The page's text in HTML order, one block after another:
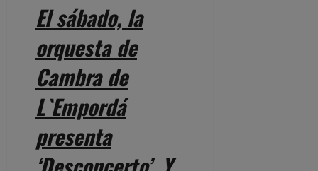
El sábado, la
orquesta de
Cambra de
L`Empordá
presenta